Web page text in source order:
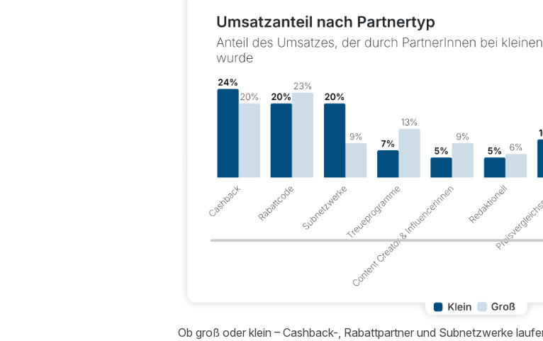
Ob groß oder klein – Cashback-, Rabattpartner und Subnetzwerke